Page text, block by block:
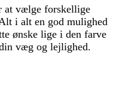
at vælge forskellige
i alt en god mulighed
ønske lige i den farve
væg og lejlighed.